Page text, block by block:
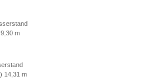
m
14,31 m